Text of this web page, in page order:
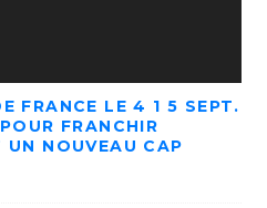
FRANCE LE 4 1 5 SEPT.
FRANCHIR
UN NOUVEAU CAP